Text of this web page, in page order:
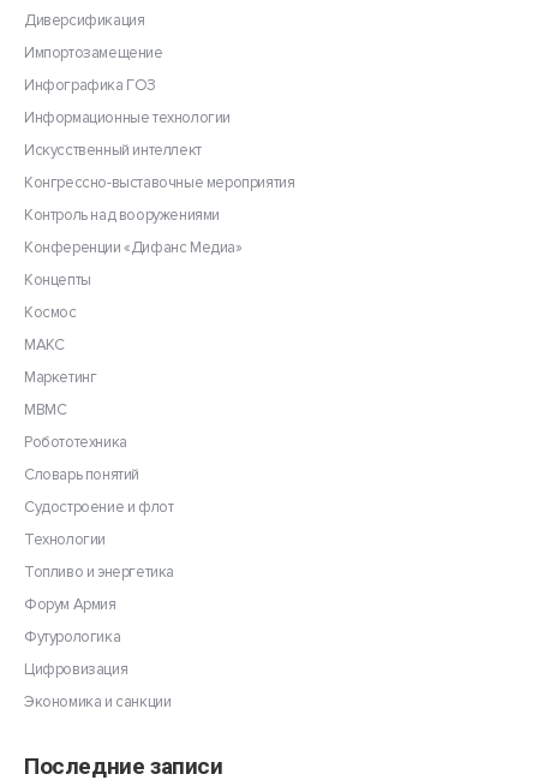
Диверсификация
Импортозамещение
Инфографика ГОЗ
Информационные технологии
Искусственный интеллект
Конгрессно-выставочные мероприятия
Контроль над вооружениями
Конференции «Дифанс Медиа»
Концепты
Космос
МАКС
Маркетинг
МВМС
Робототехника
Словарь понятий
Судостроение и флот
Технологии
Топливо и энергетика
Форум Армия
Футурологика
Цифровизация
Экономика и санкции
Последние записи